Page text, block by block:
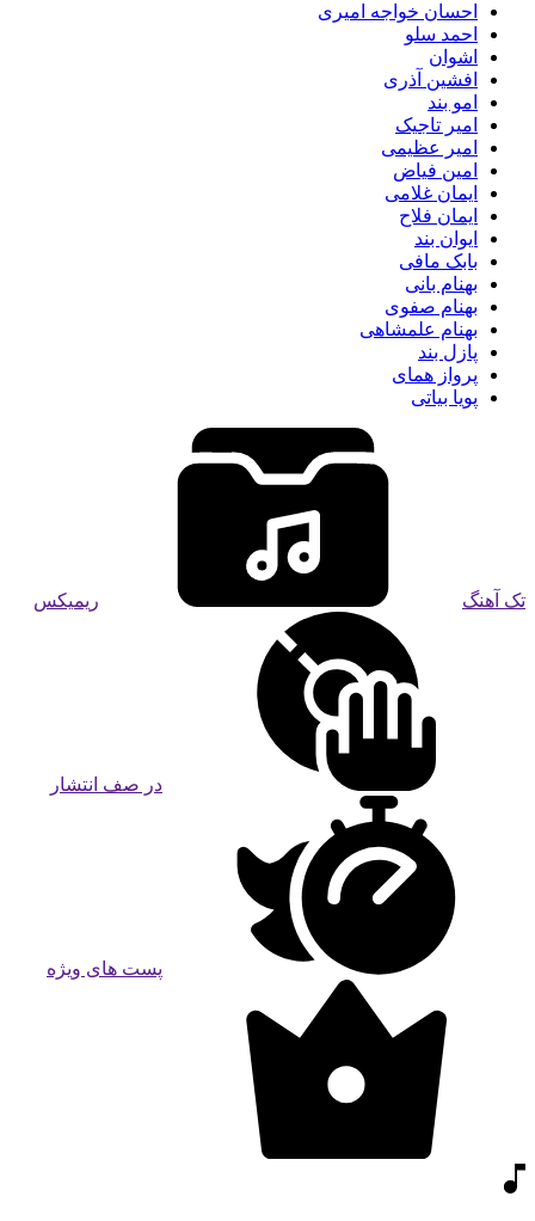
احسان خواجه امیری
احمد سلو
اشوان
افشین آذری
امو بند
امیر تاجیک
امیر عظیمی
امین فیاض
ایمان غلامی
ایمان فلاح
ایوان بند
بابک مافی
بهنام بانی
بهنام صفوی
بهنام علمشاهی
پازل بند
پرواز همای
پویا بیاتی
تک آهنگ ریمیکس
در صف انتشار
پست های ویژه